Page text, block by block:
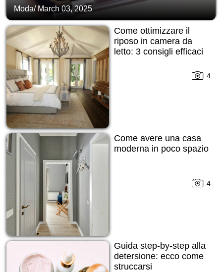
Moda/ March 03, 2025
Come ottimizzare il
riposo in camera da
letto: 3 consigli efficaci
4
Come avere una casa
moderna in poco spazio
4
Guida step-by-step alla
detersione: ecco come
struccarsi